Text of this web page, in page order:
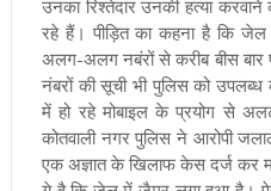
उनका रिश्तेदार उनकी हत्या
रहे हैं। पीड़ित का कहना है कि
अलग-अलग नबंरों से करीब बीस
नंबरों की सूची भी पुलिस को
में हो रहे मोबाइल के प्रयोग से
कोतवाली नगर पुलिस ने आरोपी
एक अज्ञात के खिलाफ केस दर्ज कर